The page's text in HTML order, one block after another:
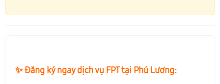
✨️ Đăng ký ngay dịch vụ FPT tại Phú Lương: